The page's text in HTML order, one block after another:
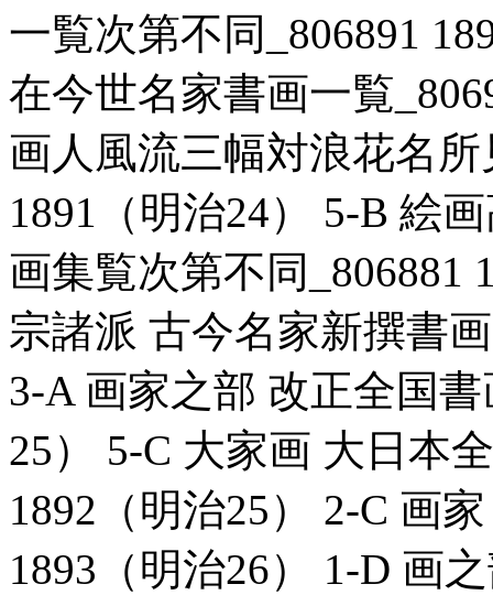
一覧次第不同_806891
在今世名家書画一覧
画人風流三幅対浪花名
1891（明治24） 5-B 絵
画集覧次第不同_806881
宗諸派 古今名家新撰書
3-A 画家之部 改正全国
25） 5-C 大家画 大日本
1892（明治25） 2-C 画
1893（明治26） 1-D 画